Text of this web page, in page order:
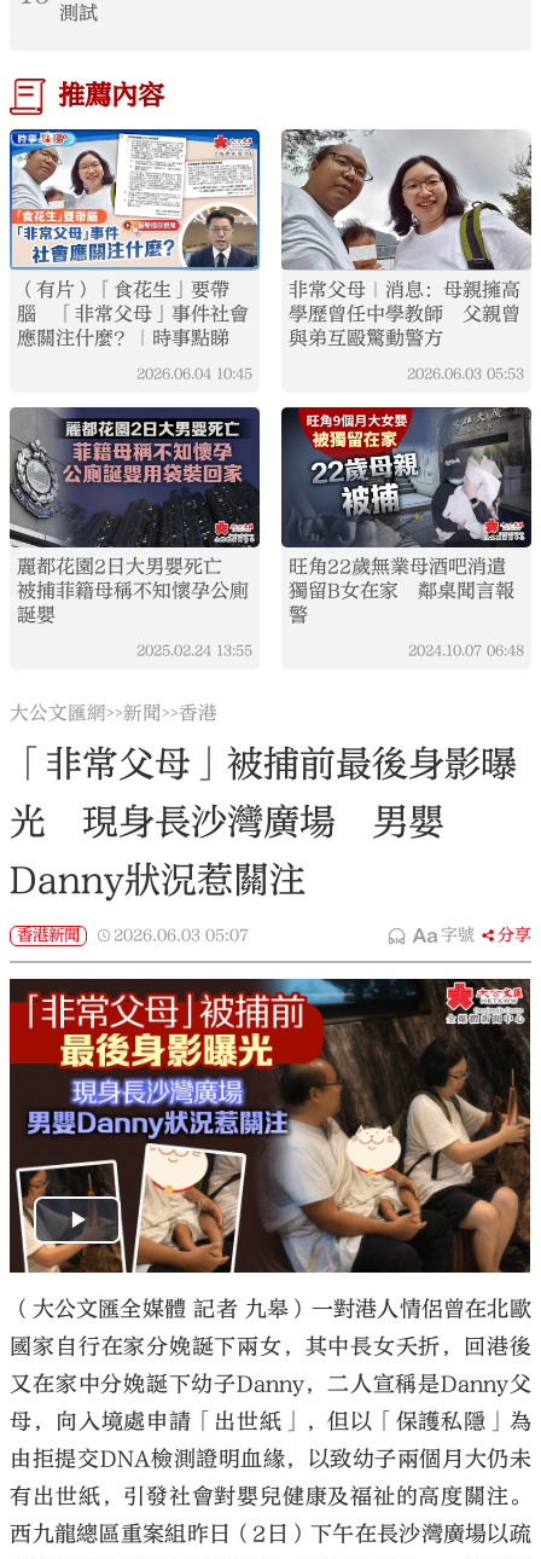
測試
推薦內容
（有片）「食花生」要帶
腦 「非常父母」事件社會
應關注什麼？｜時事點睇
2026.06.04 10:45
非常父母｜消息：母親擁高
學歷曾任中學教師 父親曾
與弟互毆驚動警方
2026.06.03 05:53
麗都花園2日大男嬰死亡
被捕菲籍母稱不知懷孕公廁
誕嬰
2025.02.24 13:55
旺角22歲無業母酒吧消遣
獨留B女在家 鄰桌聞言報
警
2024.10.07 06:48
大公文匯網>>新聞>>香港
「非常父母」被捕前最後身影曝
光 現身長沙灣廣場 男嬰
Danny狀況惹關注
香港新聞 2026.06.03 05:07 字號 分享
（大公文匯全媒體 記者 九皋）一對港人情侶曾在北歐
國家自行在家分娩誕下兩女，其中長女夭折，回港後
又在家中分娩誕下幼子Danny，二人宣稱是Danny父
母，向入境處申請「出世紙」，但以「保護私隱」為
由拒提交DNA檢測證明血緣，以致幼子兩個月大仍未
有出世紙，引發社會對嬰兒健康及福祉的高度關注。
西九龍總區重案組昨日（2日）下午在長沙灣廣場以疏